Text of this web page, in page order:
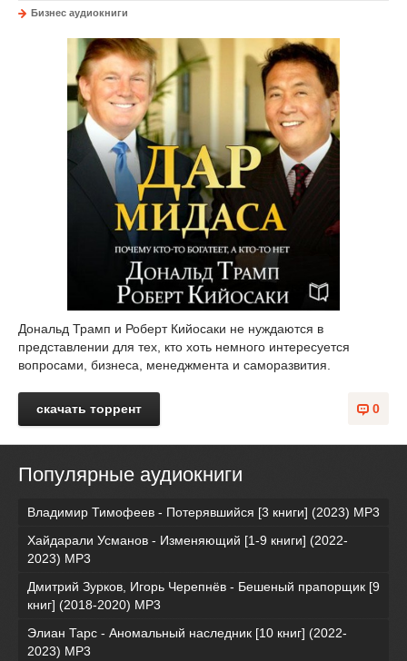
Бизнес аудиокниги
Дональд Трамп и Роберт Кийосаки не нуждаются в
представлении для тех, кто хоть немного интересуется
вопросами, бизнеса, менеджмента и саморазвития.
0
скачать торрент
Популярные аудиокниги
Владимир Тимофеев - Потерявшийся [3 книги] (2023) МР3
Хайдарали Усманов - Изменяющий [1-9 книги] (2022-
2023) МР3
Дмитрий Зурков, Игорь Черепнёв - Бешеный прапорщик [9
книг] (2018-2020) МР3
Элиан Тарс - Аномальный наследник [10 книг] (2022-
2023) MP3